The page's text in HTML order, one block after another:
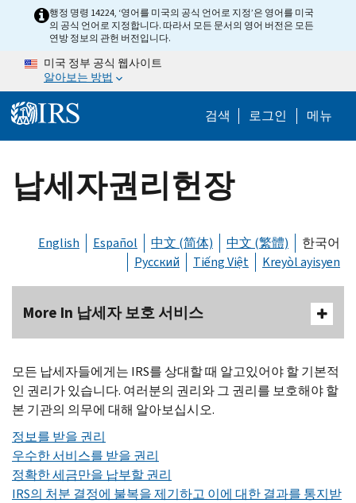
Skip to main content
행정 명령 14224, ‘영어를 미국의 공식 언어로 지정’은 영어를 미국
의 공식 언어로 지정합니다. 따라서 모든 문서의 영어 버전은 모든
연방 정보의 관헌 버전입니다.
미국 정부 공식 웹사이트
알아보는 방법
검색 Help Menu
로그인 메뉴
납세자권리헌장
English Español 中文 (简体) 中文 (繁體)
한국어
Русский
Tiếng Việt Kreyòl ayisyen
More In 납세자 보호 서비스
모든 납세자들에게는 IRS를 상대할 때 알고있어야 할 기본적
인 권리가 있습니다. 여러분의 권리와 그 권리를 보호해야 할
본 기관의 의무에 대해 알아보십시오.
정보를 받을 권리
우수한 서비스를 받을 권리
정확한 세금만을 납부할 권리
IRS의 처분 결정에 불복을 제기하고 이에 대한 결과를 통지받